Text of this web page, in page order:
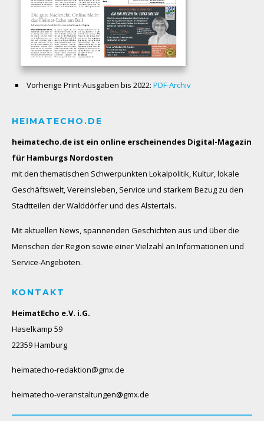
Vorherige Print-Ausgaben bis 2022: PDF-Archiv
HEIMATECHO.DE
heimatecho.de ist ein online erscheinendes Digital-Magazin
für Hamburgs Nordosten
mit den thematischen Schwerpunkten Lokalpolitik, Kultur, lokale
Geschäftswelt, Vereinsleben, Service und starkem Bezug zu den
Stadtteilen der Walddörfer und des Alstertals.
Mit aktuellen News, spannenden Geschichten aus und über die
Menschen der Region sowie einer Vielzahl an Informationen und
Service-Angeboten.
KONTAKT
HeimatEcho e.V. i.G.
Haselkamp 59
22359 Hamburg
heimatecho-redaktion@gmx.de
heimatecho-veranstaltungen@gmx.de